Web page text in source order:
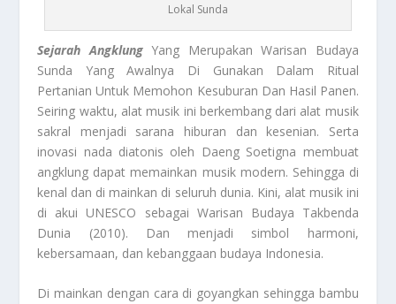
Lokal Sunda
Sejarah AngklungYang Merupakan Warisan Budaya
Sunda Yang Awalnya Di Gunakan Dalam Ritual
Pertanian Untuk Memohon Kesuburan Dan Hasil Panen.
Seiring waktu, alat musik ini berkembang dari alat musik
sakral menjadi sarana hiburan dan kesenian. Serta
inovasi nada diatonis oleh Daeng Soetigna membuat
angklung dapat memainkan musik modern. Sehingga di
kenal dan di mainkan di seluruh dunia. Kini, alat musik ini
di akui UNESCO sebagai Warisan Budaya Takbenda
Dunia (2010). Dan menjadi simbol harmoni,
kebersamaan, dan kebanggaan budaya Indonesia.
Di mainkan dengan cara di goyangkan sehingga bambu